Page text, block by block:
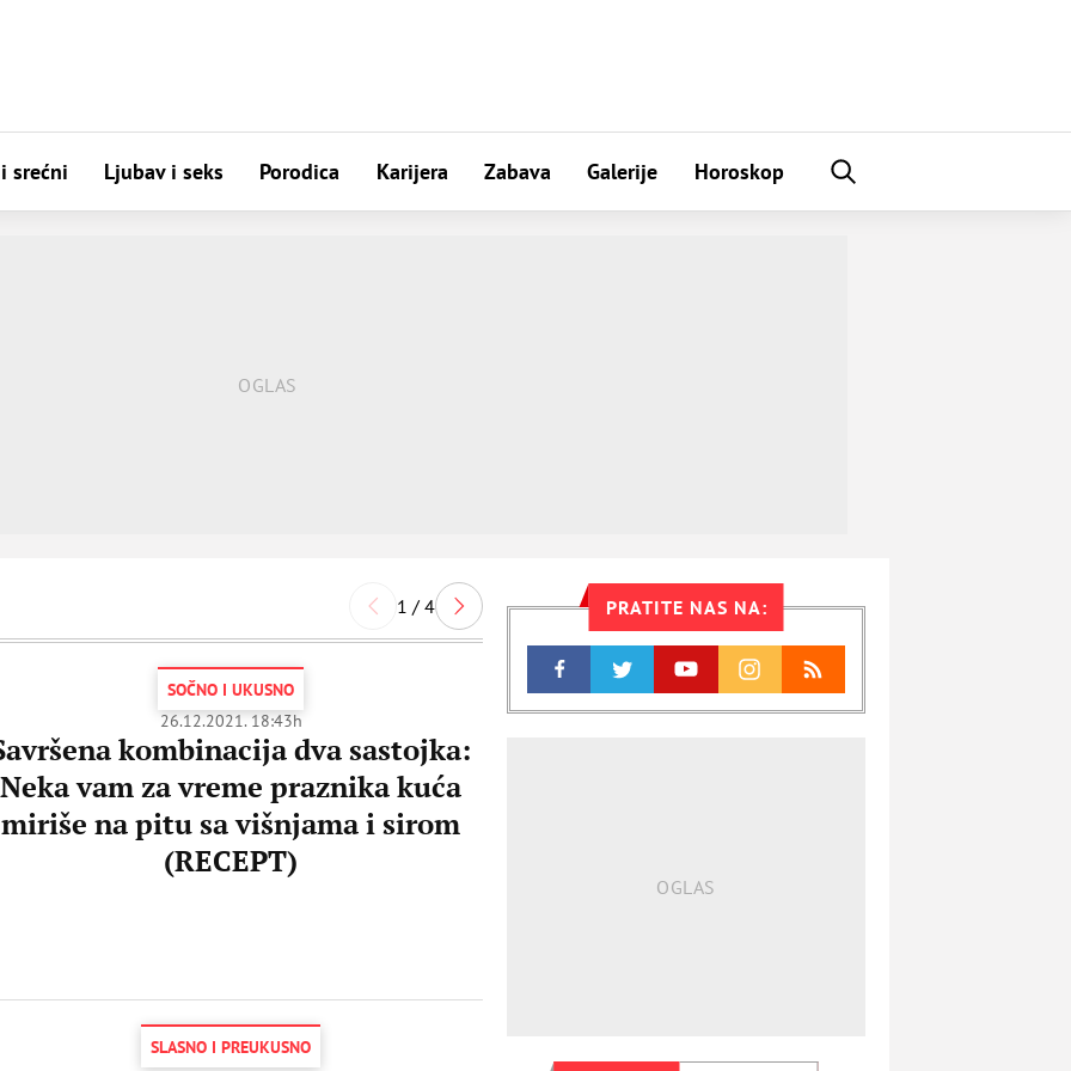
srećni Ljubav i seks Porodica Karijera Zabava Galerije Horoskop
1 / 4
SOČNO I UKUSNO
26.12.2021. 18:43h
kombinacija dva sastojka:
Neka vam za vreme praznika kuća
miriše na pitu sa višnjama i sirom
(RECEPT)
SLASNO I PREUKUSNO
PRATITE NAS NA: